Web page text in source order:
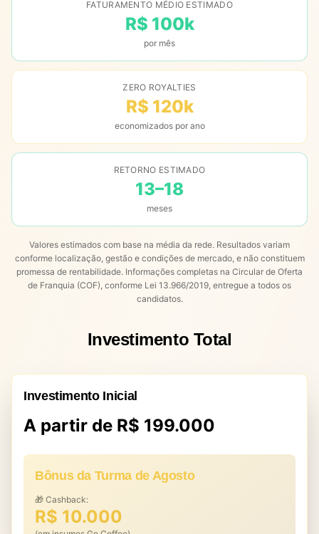
FATURAMENTO MÉDIO ESTIMADO
R$ 100k
por mês
ZERO ROYALTIES
R$ 120k
economizados por ano
RETORNO ESTIMADO
13–18
meses
Valores estimados com base na média da rede. Resultados variam
conforme localização, gestão e condições de mercado, e não constituem
promessa de rentabilidade. Informações completas na Circular de Oferta
de Franquia (COF), conforme Lei 13.966/2019, entregue a todos os
candidatos.
Investimento Total
Investimento Inicial
A partir de R$ 199.000
Bônus da Turma de Agosto
🎁 Cashback:
R$ 10.000